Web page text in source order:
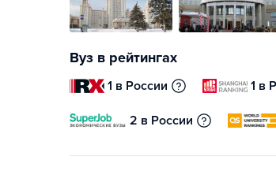
Вуз в рейтингах
1 в России 1 в
2 в России